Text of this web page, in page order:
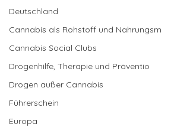
Deutschland
Cannabis als Rohstoff und Nahrungsm
Cannabis Social Clubs
Drogenhilfe, Therapie und Präventio
Drogen außer Cannabis
Führerschein
Europa